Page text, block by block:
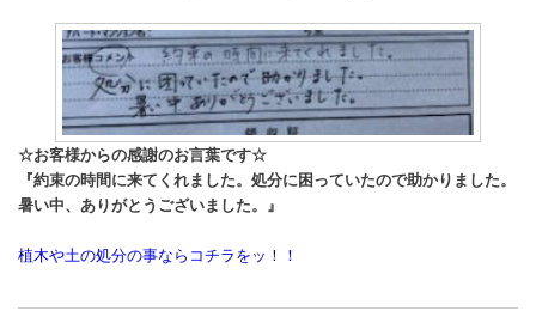
☆お客様からの感謝のお言葉です☆
『約束の時間に来てくれました。処分に困っていたので助かりました。
暑い中、ありがとうございました。』
植木や土の処分の事ならコチラをッ！！